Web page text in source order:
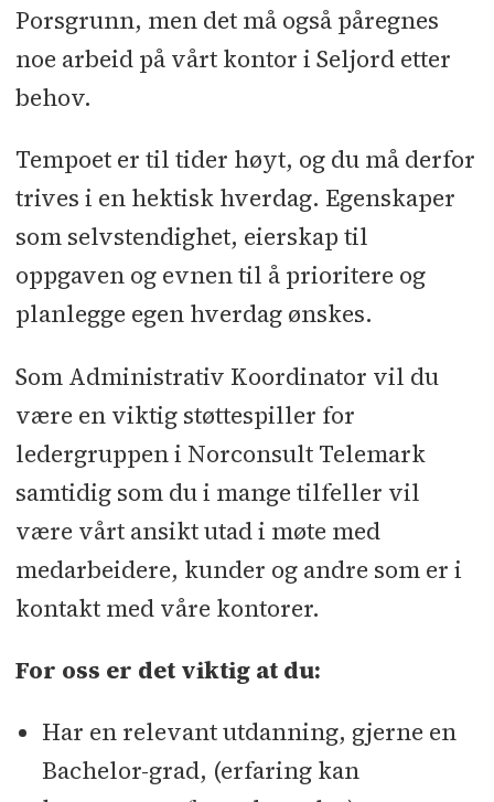
Porsgrunn, men det må også påregnes
noe arbeid på vårt kontor i Seljord etter
behov.
Tempoet er til tider høyt, og du må derfor
trives i en hektisk hverdag. Egenskaper
som selvstendighet, eierskap til
oppgaven og evnen til å prioritere og
planlegge egen hverdag ønskes.
Som Administrativ Koordinator vil du
være en viktig støttespiller for
ledergruppen i Norconsult Telemark
samtidig som du i mange tilfeller vil
være vårt ansikt utad i møte med
medarbeidere, kunder og andre som er i
kontakt med våre kontorer.
For oss er det viktig at du:
Har en relevant utdanning, gjerne en
Bachelor-grad, (erfaring kan